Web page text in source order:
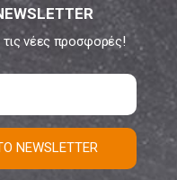
νέες προσφορές!
NEWSLETTER